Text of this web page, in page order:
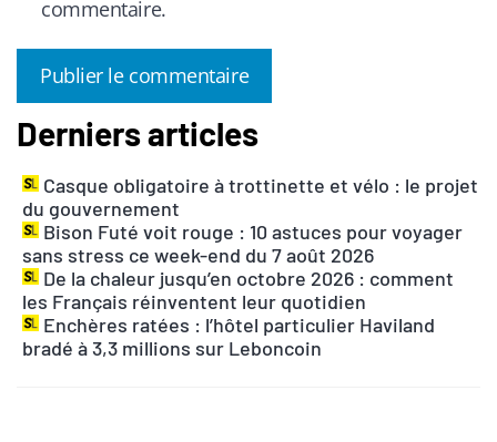
commentaire.
A
t
e
r
n
a
t
Derniers articles
Casque obligatoire à trottinette et vélo : le projet
du gouvernement
Bison Futé voit rouge : 10 astuces pour voyager
sans stress ce week-end du 7 août 2026
De la chaleur jusqu’en octobre 2026 : comment
les Français réinventent leur quotidien
Enchères ratées : l’hôtel particulier Haviland
bradé à 3,3 millions sur Leboncoin